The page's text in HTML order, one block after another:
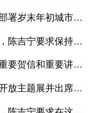
市委常委会研究巡视整改，部署岁末年初城市安全工作
两整天的市委学习讨论会上，陈吉宁要求保持战略定力始终坚定信心善于科学应对
市委常委会传达学习总书记重要贺信和重要讲话精神，研究党建引领物业治理等工作
陈吉宁龚正等参观浦东开发开放主题展并出席座谈会